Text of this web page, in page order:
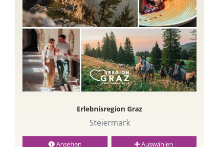
Erlebnisregion Graz
Steiermark
Ansehen Auswählen